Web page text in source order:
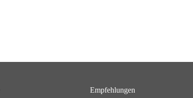
Empfehlungen